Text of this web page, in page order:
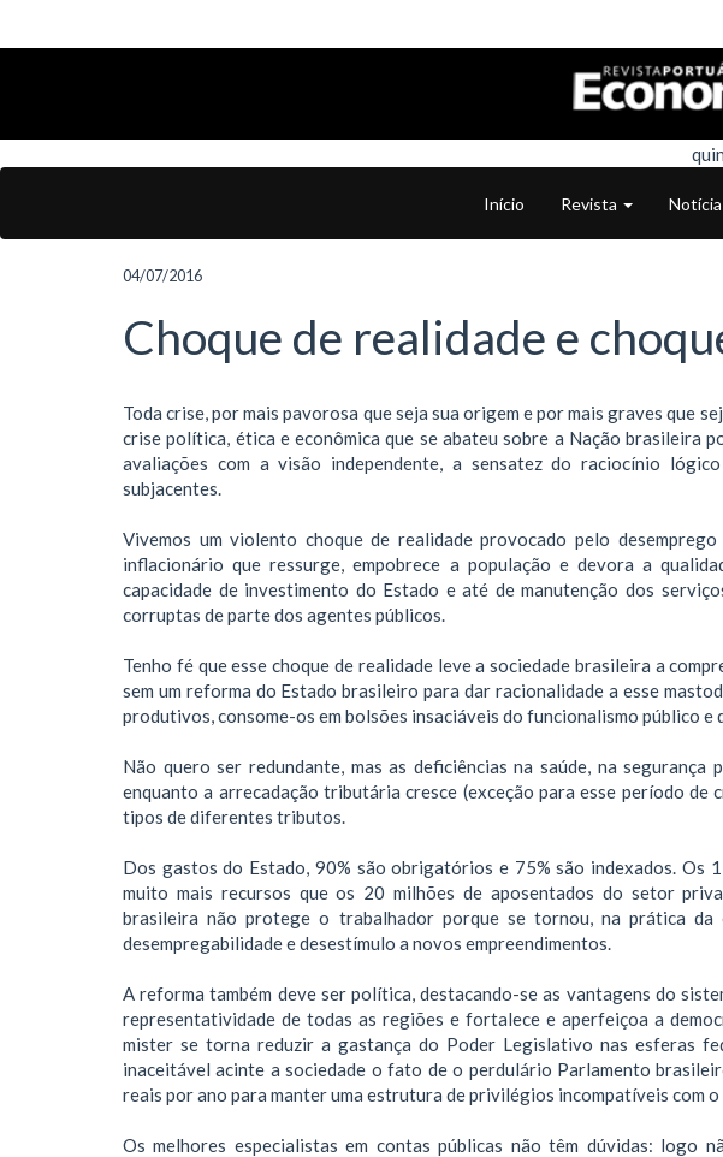
Início Revista
04/07/2016
Choque de realidade e
Toda crise, por mais pavorosa que seja sua origem e por mais graves que
crise política, ética e econômica que se abateu sobre a Nação brasileira
avaliações com a visão independente, a sensatez do raciocínio
subjacentes.
Vivemos um violento choque de realidade provocado pelo
inflacionário que ressurge, empobrece a população e devora a
capacidade de investimento do Estado e até de manutenção dos
corruptas de parte dos agentes públicos.
Tenho fé que esse choque de realidade leve a sociedade brasileira a
sem um reforma do Estado brasileiro para dar racionalidade a esse
produtivos, consome-os em bolsões insaciáveis do funcionalismo público e
Não quero ser redundante, mas as deficiências na saúde, na
enquanto a arrecadação tributária cresce (exceção para esse período de
tipos de diferentes tributos.
Dos gastos do Estado, 90% são obrigatórios e 75% são indexados. Os
muito mais recursos que os 20 milhões de aposentados do setor
brasileira não protege o trabalhador porque se tornou, na prática
desempregabilidade e desestímulo a novos empreendimentos.
A reforma também deve ser política, destacando-se as vantagens do
representatividade de todas as regiões e fortalece e aperfeiçoa a
mister se torna reduzir a gastança do Poder Legislativo nas esferas
inaceitável acinte a sociedade o fato de o perdulário Parlamento
reais por ano para manter uma estrutura de privilégios incompatíveis com o
Os melhores especialistas em contas públicas não têm dúvidas: logo